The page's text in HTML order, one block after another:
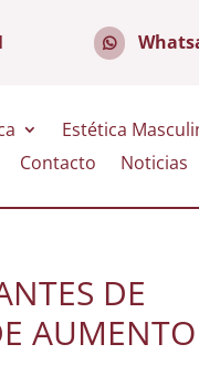
Estética
Contacto Noticias
DE